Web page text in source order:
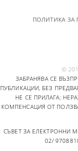
ПОЛИТИКА ЗА
©
ЗАБРАНЯВА СЕ
ПУБЛИКАЦИИ, БЕЗ
НЕ СЕ ПРИЛАГА;
КОМПЕНСАЦИЯ ОТ
СЪВЕТ ЗА ЕЛЕКТРОННИ
02/